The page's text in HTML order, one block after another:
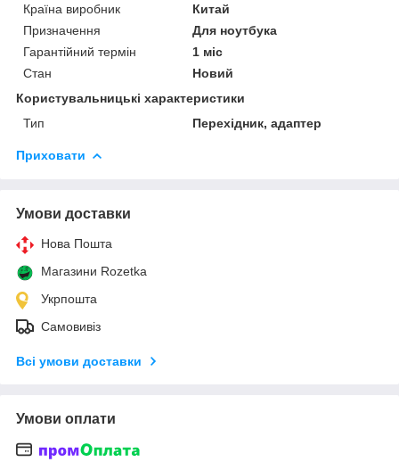
Країна виробник
Китай
Призначення
Для ноутбука
Гарантійний термін
1 міс
Стан
Новий
Користувальницькі характеристики
Тип
Перехідник, адаптер
Приховати
Умови доставки
Нова Пошта
Магазини Rozetka
Укрпошта
Самовивіз
Всі умови доставки
Умови оплати